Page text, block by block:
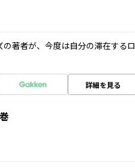
著者が、今度は自分の滞在するロ
詳細を見る